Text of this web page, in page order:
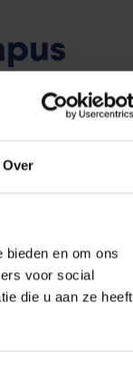
Over
en om ons
voor social
die u aan ze heeft